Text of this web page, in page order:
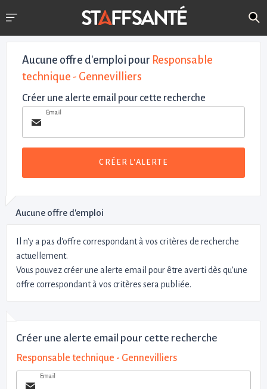
Aucune offre d'emploi pour Responsable
technique - Gennevilliers
Créer une alerte email pour cette recherche
Email
CRÉER L'ALERTE
Aucune offre d'emploi
Il n'y a pas d'offre correspondant à vos critères de recherche
actuellement.
Vous pouvez créer une alerte email pour être averti dès qu'une
offre correspondant à vos critères sera publiée.
Créer une alerte email pour cette recherche
Responsable technique - Gennevilliers
Email